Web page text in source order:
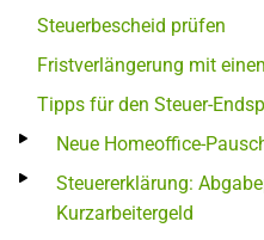
Steuerbescheid prüfen
Fristverlängerung mit
Tipps für den Steuer-
Neue Homeoffice-
Steuererklärung:
Kurzarbeitergeld